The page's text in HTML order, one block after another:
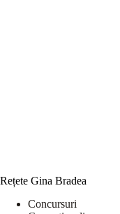
Rețete Gina Bradea
Concursuri